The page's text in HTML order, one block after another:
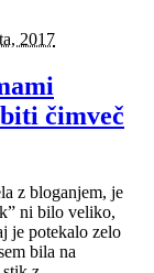
2017
čimveč
z bloganjem, je
ni bilo veliko,
je potekalo zelo
bila na